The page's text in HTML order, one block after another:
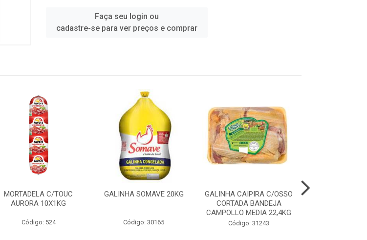
Faça seu login ou
cadastre-se para ver preços e comprar
MORTADELA C/TOUC
AURORA 10X1KG
Código: 524
GALINHA SOMAVE 20KG
Código: 30165
GALINHA CAIPIRA C/OSSO
CORTADA BANDEJA
CAMPOLLO MEDIA 22,4KG
Código: 31243